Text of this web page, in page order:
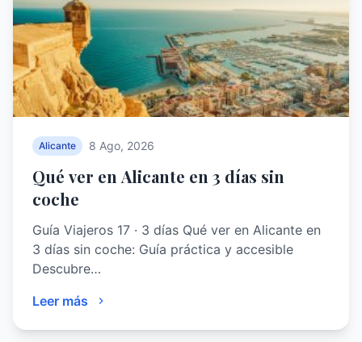
Alicante 8 Ago, 2026
Qué ver en Alicante en 3 días sin
coche
Guía Viajeros 17 · 3 días Qué ver en Alicante en
3 días sin coche: Guía práctica y accesible
Descubre…
Leer más